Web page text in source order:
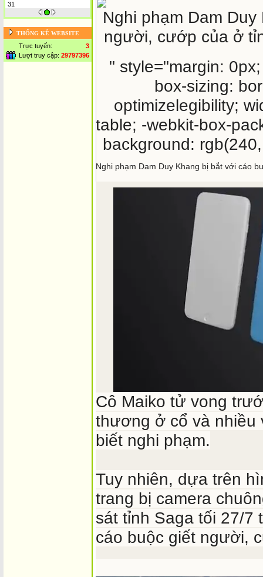
31
THỐNG KÊ WEBSITE
Trực tuyến:
3
Lượt truy cập: 29797396
Nghi phạm Dam
người, cướp của ở
" style="margin:
box-sizing:
optimizelegibility;
table; -webkit-box-
background:
Nghi phạm Dam Duy Khang bị bắt với cáo
Cô Maiko tử vong
thương ở cổ và nhiều
biết nghi phạm.
Tuy nhiên, dựa trên
trang bị camera
sát tỉnh Saga tối 27/7
cáo buộc giết người,